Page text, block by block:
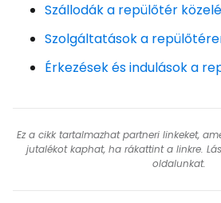
Szállodák a repülőtér
Szolgáltatások a
Érkezések és indulások a
Ez a cikk tartalmazhat partneri linkeket,
jutalékot kaphat, ha rákattint a linkre.
oldalunkat.